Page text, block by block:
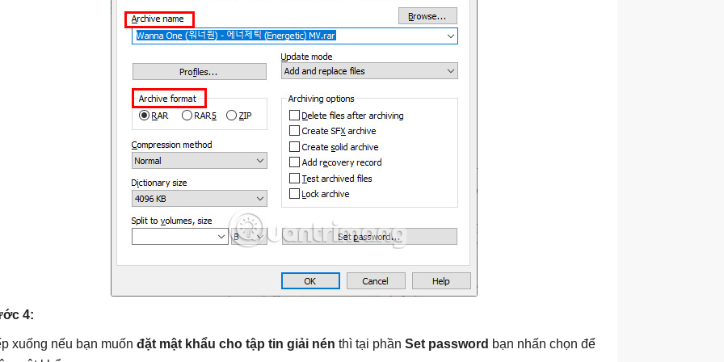
4:
xuống nếu bạn muốn đặt mật khẩu cho tập tin giải nén thì tại phần Set password bạn nhấn chọn để